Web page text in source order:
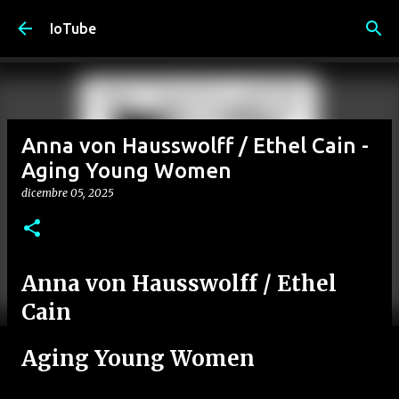
IoTube
Anna von Hausswolff / Ethel Cain -
Aging Young Women
dicembre 05, 2025
Anna von Hausswolff / Ethel
Cain
Aging Young Women